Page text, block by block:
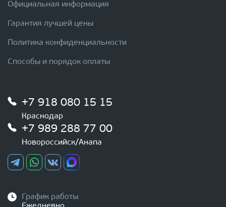
Официальная информация
Гарантия лучшей цены
Политика конфиденциальности
Способы и порядок оплаты
+7 918 080 15 15
Краснодар
+7 989 288 77 00
Новороссийск/Анапа
График работы